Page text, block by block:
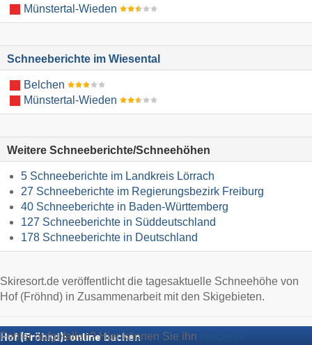
Münstertal-Wieden
Schneeberichte im Wiesental
Belchen
Münstertal-Wieden
Weitere Schneeberichte/Schneehöhen
5 Schneeberichte im Landkreis Lörrach
27 Schneeberichte im Regierungsbezirk Freiburg
40 Schneeberichte in Baden-Württemberg
127 Schneeberichte in Süddeutschland
178 Schneeberichte in Deutschland
Skiresort.de veröffentlicht die tagesaktuelle Schneehöhe von
Hof (Fröhnd) in Zusammenarbeit mit den Skigebieten.
Fehler aufgefallen? Hier können Sie ihn
Hof (Fröhnd): online buchen